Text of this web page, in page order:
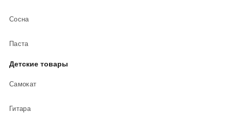
Сосна
Паста
Детские товары
Самокат
Гитара